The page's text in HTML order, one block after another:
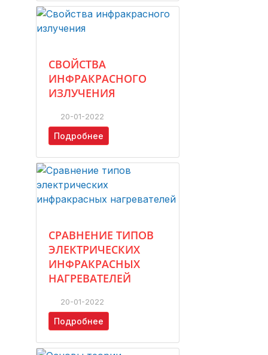
СВОЙСТВА
ИНФРАКРАСНОГО
ИЗЛУЧЕНИЯ
20-01-2022
Подробнее
СРАВНЕНИЕ ТИПОВ
ЭЛЕКТРИЧЕСКИХ
ИНФРАКРАСНЫХ
НАГРЕВАТЕЛЕЙ
20-01-2022
Подробнее